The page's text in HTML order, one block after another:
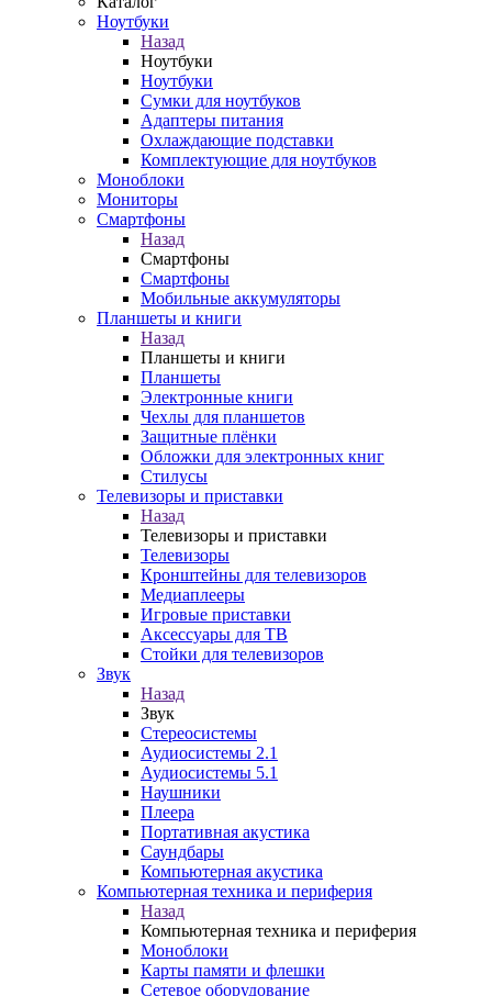
Ноутбуки
Назад
Ноутбуки
Ноутбуки
Сумки для ноутбуков
Адаптеры питания
Охлаждающие подставки
Комплектующие для ноутбуков
Моноблоки
Мониторы
Смартфоны
Назад
Смартфоны
Смартфоны
Мобильные аккумуляторы
Планшеты и книги
Назад
Планшеты и книги
Планшеты
Электронные книги
Чехлы для планшетов
Защитные плёнки
Обложки для электронных книг
Стилусы
Телевизоры и приставки
Назад
Телевизоры и приставки
Телевизоры
Кронштейны для телевизоров
Медиаплееры
Игровые приставки
Аксессуары для ТВ
Стойки для телевизоров
Звук
Назад
Звук
Стереосистемы
Аудиосистемы 2.1
Аудиосистемы 5.1
Наушники
Плеера
Портативная акустика
Саундбары
Компьютерная акустика
Компьютерная техника и периферия
Назад
Компьютерная техника и периферия
Моноблоки
Карты памяти и флешки
Сетевое оборудование